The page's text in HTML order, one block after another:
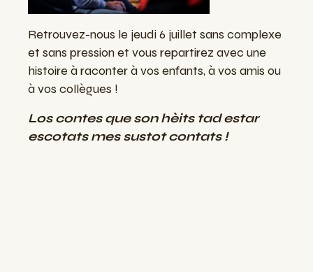
Retrouvez-nous le jeudi 6 juillet sans complexe
et sans pression et vous repartirez avec une
histoire à raconter à vos enfants, à vos amis ou
à vos collègues !
Los contes que son hèits tad estar
escotats mes sustot contats !